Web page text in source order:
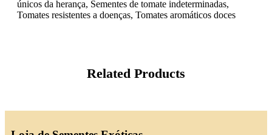
únicos da herança, Sementes de tomate indeterminadas,
Tomates resistentes a doenças, Tomates aromáticos doces
Related Products